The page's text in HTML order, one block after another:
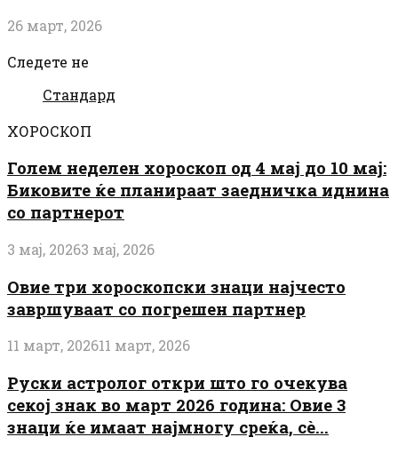
26 март, 2026
Следете не
Стандард
ХОРОСКОП
Голем неделен хороскоп од 4 мај до 10 мај:
Биковите ќе планираат заедничка иднина
со партнерот
3 мај, 20263 мај, 2026
Овие три хороскопски знаци најчесто
завршуваат со погрешен партнер
11 март, 202611 март, 2026
Руски астролог откри што го очекува
секој знак во март 2026 година: Овие 3
знаци ќе имаат најмногу среќа, сè...